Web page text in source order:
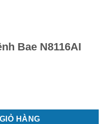
Bae N8116AI
số lượng
HÀNG